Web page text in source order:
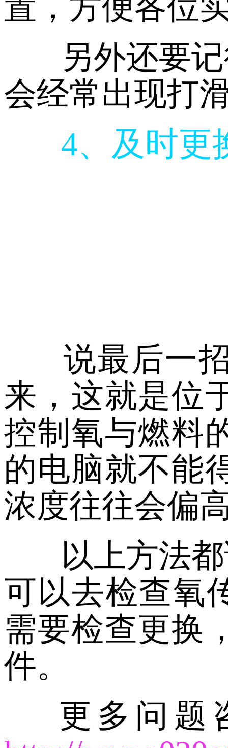
置，方便各位
另外还要
会经常出现打
4、及时更
说最后一
来，这就是位
控制氧与燃料
的电脑就不能
浓度往往会偏
以上方法
可以去检查氧
需要检查更换
件。
更多问题